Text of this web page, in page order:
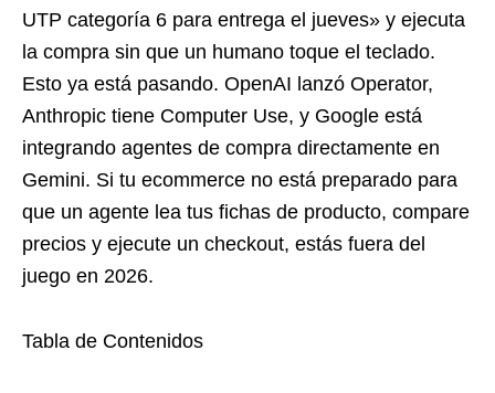
UTP categoría 6 para entrega el jueves» y ejecuta
la compra sin que un humano toque el teclado.
Esto ya está pasando. OpenAI lanzó Operator,
Anthropic tiene Computer Use, y Google está
integrando agentes de compra directamente en
Gemini. Si tu ecommerce no está preparado para
que un agente lea tus fichas de producto, compare
precios y ejecute un checkout, estás fuera del
juego en 2026.
Tabla de Contenidos